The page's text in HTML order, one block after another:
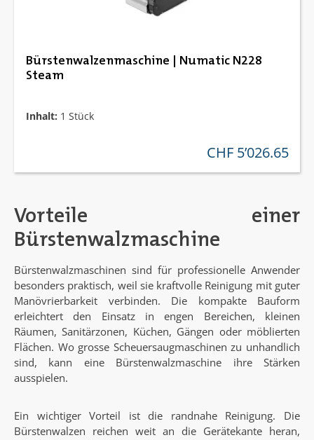
Bürstenwalzenmaschine | Numatic N228
Steam
Inhalt: 1 Stück
regulärer preis:
CHF 5’026.65
Vorteile einer
Bürstenwalzmaschine
Bürstenwalzmaschinen sind für professionelle Anwender
besonders praktisch, weil sie kraftvolle Reinigung mit guter
Manövrierbarkeit verbinden. Die kompakte Bauform
erleichtert den Einsatz in engen Bereichen, kleinen
Räumen, Sanitärzonen, Küchen, Gängen oder möblierten
Flächen. Wo grosse Scheuersaugmaschinen zu unhandlich
sind, kann eine Bürstenwalzmaschine ihre Stärken
ausspielen.
Ein wichtiger Vorteil ist die randnahe Reinigung. Die
Bürstenwalzen reichen weit an die Gerätekante heran,